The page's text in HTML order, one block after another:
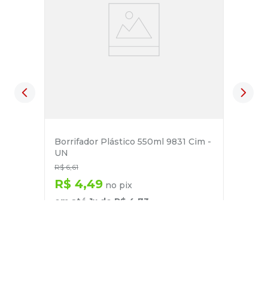
Borrifador Plástico 550ml 9831 Cim -
UN
R$ 6,61
R$ 4,49 no pix
em até 1x de R$ 4 73